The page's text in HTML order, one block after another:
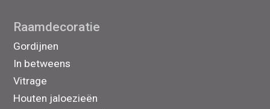
Raamdecoratie
Gordijnen
In betweens
Vitrage
Houten jaloezieën